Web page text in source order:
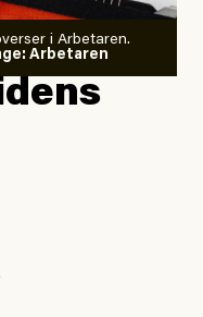
i Arbetaren.
Arbetaren